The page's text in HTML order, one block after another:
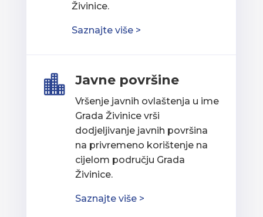
Živinice.
Saznajte više >
 Javne površine
Vršenje javnih ovlaštenja u ime
Grada Živinice vrši
dodjeljivanje javnih površina
na privremeno korištenje na
cijelom području Grada
Živinice.
Saznajte više >